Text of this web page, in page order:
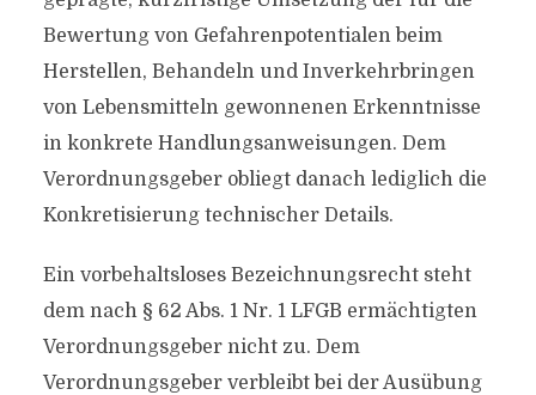
Bewertung von Gefahrenpotentialen beim
Herstellen, Behandeln und Inverkehrbringen
von Lebensmitteln gewonnenen Erkenntnisse
in konkrete Handlungsanweisungen. Dem
Verordnungsgeber obliegt danach lediglich die
Konkretisierung technischer Details.
Ein vorbehaltsloses Bezeichnungsrecht steht
dem nach § 62 Abs. 1 Nr. 1 LFGB ermächtigten
Verordnungsgeber nicht zu. Dem
Verordnungsgeber verbleibt bei der Ausübung